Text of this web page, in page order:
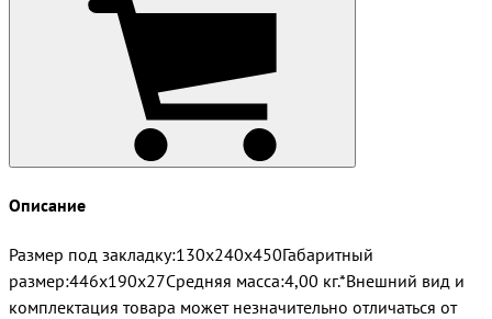
Описание
Размер под закладку:130х240х450Габаритный
размер:446х190х27Средняя масса:4,00 кг.*Внешний вид и
комплектация товара может незначительно отличаться от